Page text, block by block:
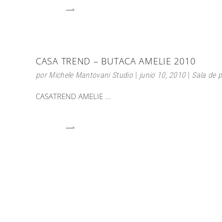
CASA TREND – BUTACA AMELIE 2010
porMichele Mantovani Studio junio 10, 2010 Sala de
CASATREND AMELIE